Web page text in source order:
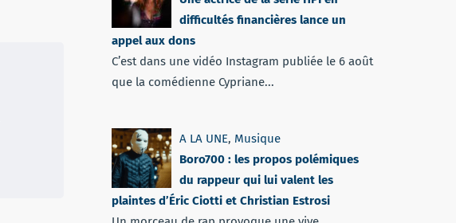
difficultés financières lance un
appel aux dons
C’est dans une vidéo Instagram publiée le 6 août
que la comédienne Cypriane...
A LA UNE, Musique
Boro700 : les propos polémiques
du rappeur qui lui valent les
plaintes d’Éric Ciotti et Christian Estrosi